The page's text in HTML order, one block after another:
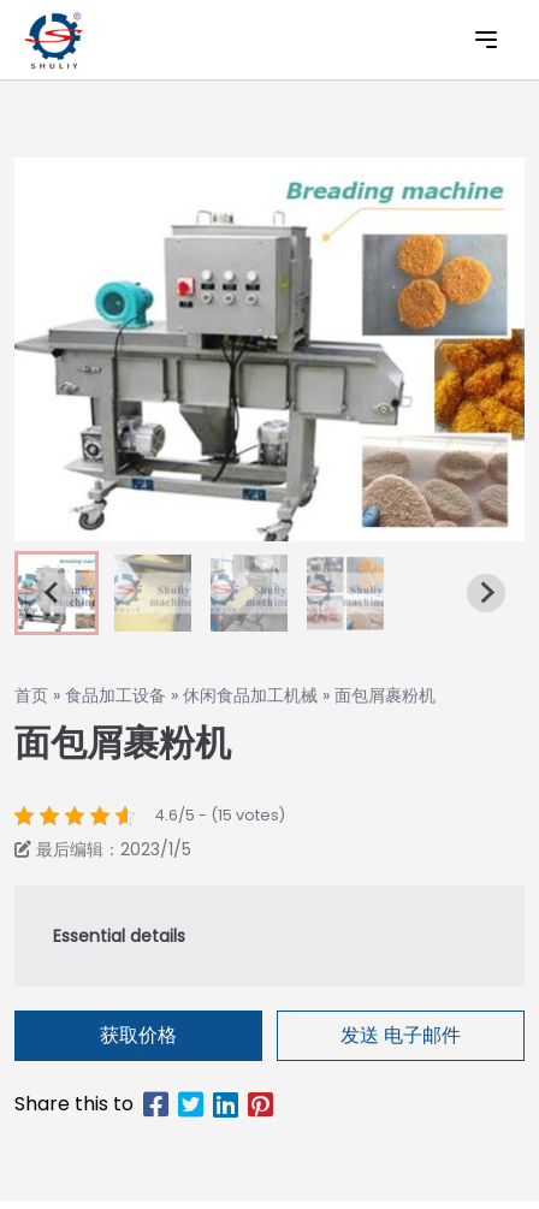
首页 » 食品加工设备 » 休闲食品加工机械 » 面包屑裹粉机
面包屑裹粉机
4.6/5 - (15 votes)
最后编辑：2023/1/5
获取价格 发送 电子邮件